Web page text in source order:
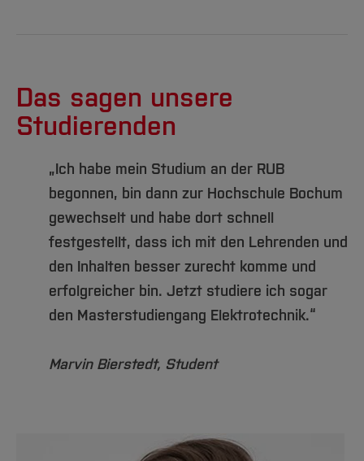
Das sagen unsere
Studierenden
„Ich habe mein Studium an der RUB
begonnen, bin dann zur Hochschule Bochum
gewechselt und habe dort schnell
festgestellt, dass ich mit den Lehrenden und
den Inhalten besser zurecht komme und
erfolgreicher bin. Jetzt studiere ich sogar
den Masterstudiengang Elektrotechnik.“
Marvin Bierstedt, Student